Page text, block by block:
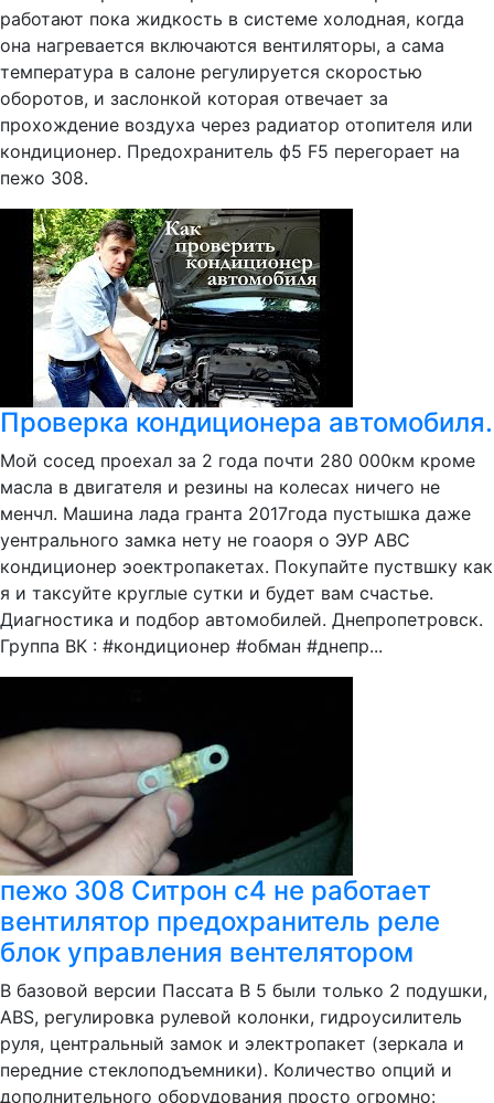
работают пока жидкость в системе холодная, когда
она нагревается включаются вентиляторы, а сама
температура в салоне регулируется скоростью
оборотов, и заслонкой которая отвечает за
прохождение воздуха через радиатор отопителя или
кондиционер. Предохранитель ф5 F5 перегорает на
пежо 308.
Проверка кондиционера автомобиля.
Мой сосед проехал за 2 года почти 280 000км кроме
масла в двигателя и резины на колесах ничего не
менчл. Машина лада гранта 2017года пустышка даже
уентрального замка нету не гоаоря о ЭУР АВС
кондиционер эоектропакетах. Покупайте пуствшку как
я и таксуйте круглые сутки и будет вам счастье.
Диагностика и подбор автомобилей. Днепропетровск.
Группа ВК : #кондиционер #обман #днепр...
пежо 308 Ситрон с4 не работает
вентилятор предохранитель реле
блок управления вентелятором
В базовой версии Пассата В 5 были только 2 подушки,
ABS, регулировка рулевой колонки, гидроусилитель
руля, центральный замок и электропакет (зеркала и
передние стеклоподъемники). Количество опций и
дополнительного оборудования просто огромно: